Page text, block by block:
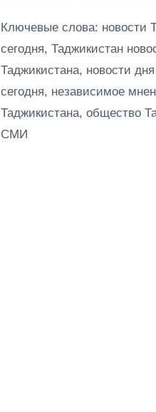
Ключевые слова: новости
сегодня, Таджикистан
Таджикистана, новости
сегодня, независимое
Таджикистана, общество
СМИ